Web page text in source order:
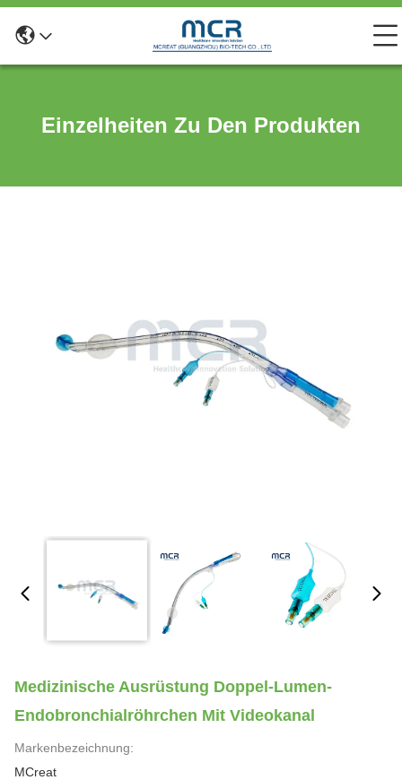
Einzelheiten Zu Den Produkten
Medizinische Ausrüstung Doppel-Lumen-
Endobronchialröhrchen Mit Videokanal
Markenbezeichnung:
MCreat